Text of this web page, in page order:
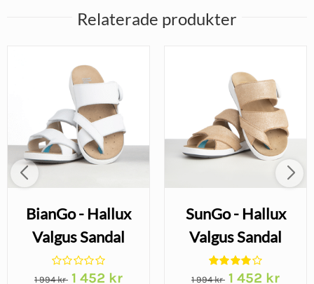
Relaterade produkter
BianGo - Hallux
Valgus Sandal
1 994kr Det
1 452 krDet
SunGo - Hallux
Valgus Sandal
1 994kr Det
1 452 krDet